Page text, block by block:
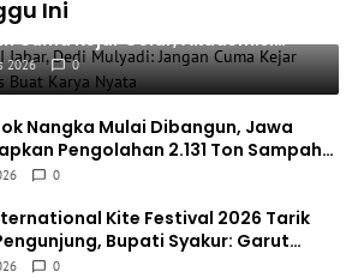
34 8 10 16 34
Persatuan Sepak Bola Biak Sekitarnya 34 4 6 24 18
IniKAHMI Jabar, Dedi Mulyadi:
Cuma Kejar Gelar, Akademisi
Karya Nyata
2026 0
Nangka Mulai Dibangun, Jawa
Pengolahan 2.131 Ton Sampah
Jadi Listrik
0
Kite Festival 2026 Tarik
Bupati Syakur: Garut
Dunia
0